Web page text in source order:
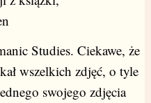
Studies. Ciekawe, że
wszelkich zdjęć, o tyle
swojego zdjęcia